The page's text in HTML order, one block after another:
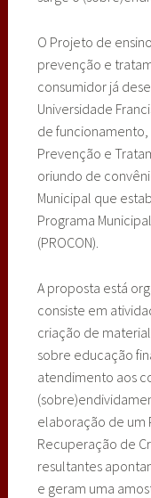
O Projeto de
prevenção e
consumidor já
Universidade
de
Prevenção e
oriundo de
Municipal que
Programa
(PROCON).
A proposta está
consiste em
criação de
sobre educação
atendimento aos
elaboração de um
Recuperação de
resultantes
e geram uma